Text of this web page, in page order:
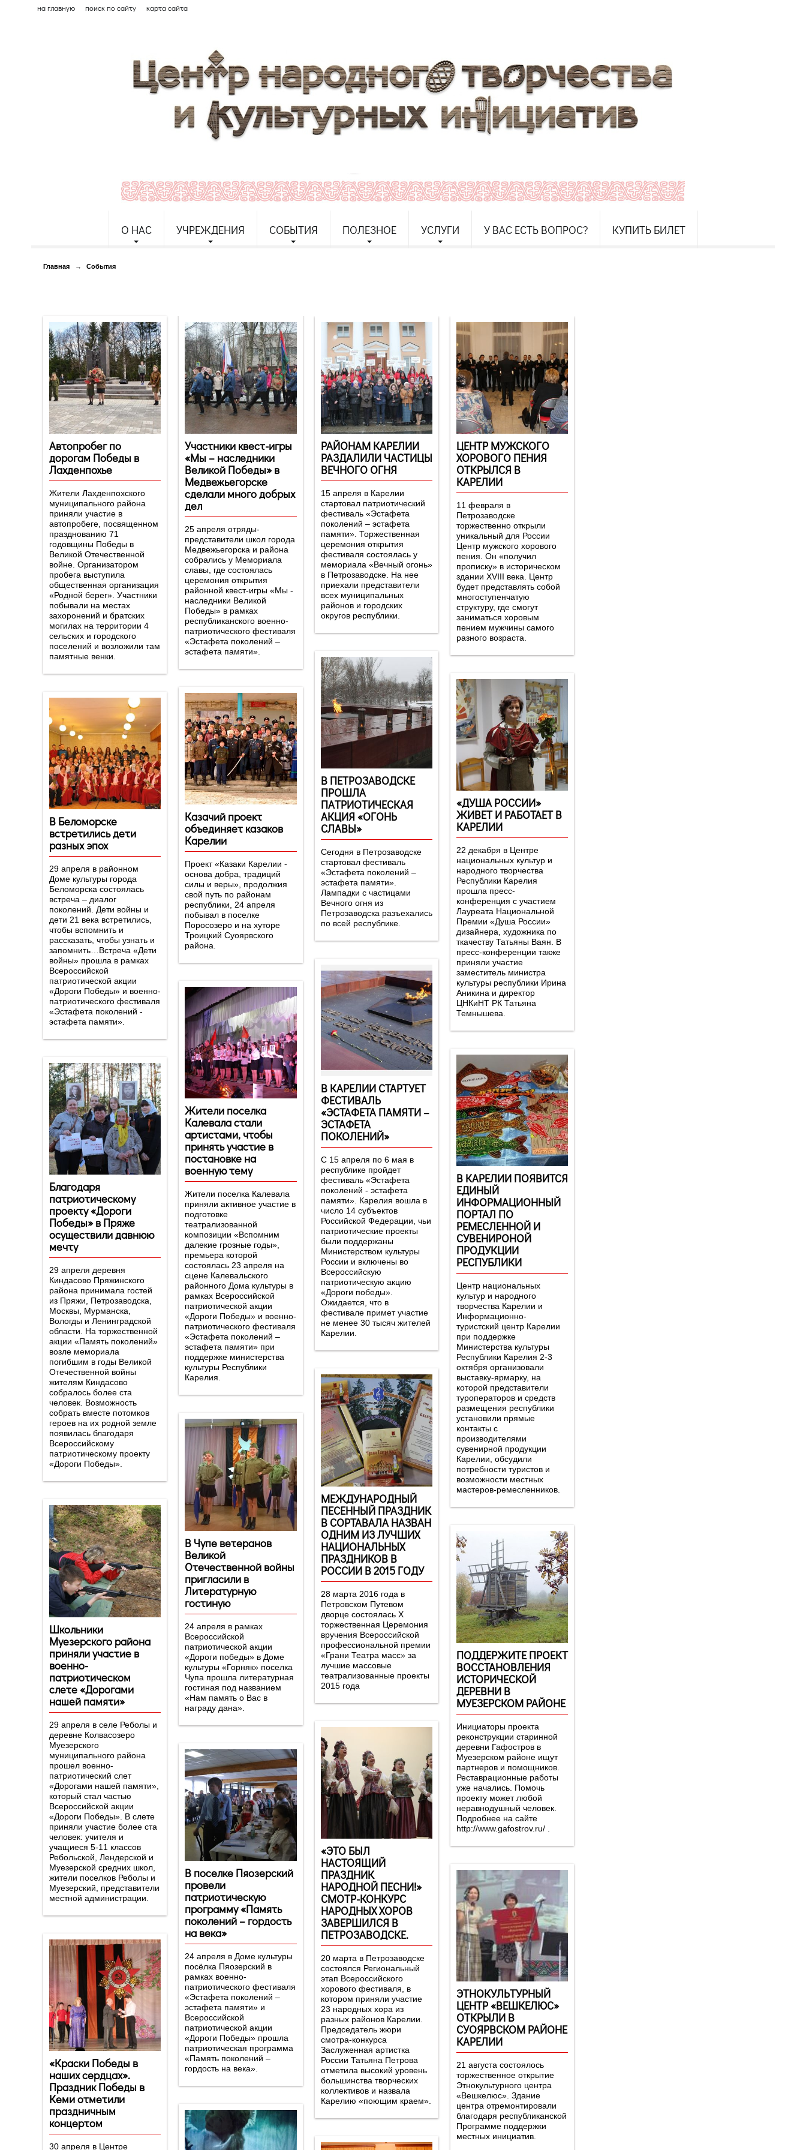
на главную поиск по сайту карта сайта
О НАС УЧРЕЖДЕНИЯ СОБЫТИЯ ПОЛЕЗНОЕ УСЛУГИ У ВАС ЕСТЬ ВОПРОС? КУПИТЬ БИЛЕТ
Главная → События
Автопробег по
дорогам Победы в
Лахденпохье
Жители Лахденпохского
муниципального района
приняли участие в
автопробеге, посвященном
празднованию 71
годовщины Победы в
Великой Отечественной
войне. Организатором
пробега выступила
общественная организация
«Родной берег». Участники
побывали на местах
захоронений и братских
могилах на территории 4
сельских и городского
поселений и возложили там
памятные венки.
В Беломорске
встретились дети
разных эпох
29 апреля в районном
Доме культуры города
Беломорска состоялась
встреча – диалог
поколений. Дети войны и
дети 21 века встретились,
чтобы вспомнить и
рассказать, чтобы узнать и
запомнить…Встреча «Дети
войны» прошла в рамках
Всероссийской
патриотической акции
«Дороги Победы» и военно-
патриотического фестиваля
«Эстафета поколений -
эстафета памяти».
Благодаря
патриотическому
проекту «Дороги
Победы» в Пряже
осуществили давнюю
мечту
29 апреля деревня
Киндасово Пряжинского
района принимала гостей
из Пряжи, Петрозаводска,
Москвы, Мурманска,
Вологды и Ленинградской
области. На торжественной
акции «Память поколений»
возле мемориала
погибшим в годы Великой
Отечественной войны
жителям Киндасово
собралось более ста
человек. Возможность
собрать вместе потомков
героев на их родной земле
появилась благодаря
Всероссийскому
патриотическому проекту
«Дороги Победы».
Школьники
Муезерского района
приняли участие в
военно-
патриотическом
слете «Дорогами
нашей памяти»
29 апреля в селе Реболы и
деревне Колвасозеро
Муезерского
муниципального района
прошел военно-
патриотический слет
«Дорогами нашей памяти»,
который стал частью
Всероссийской акции
«Дороги Победы». В слете
приняли участие более ста
человек: учителя и
учащиеся 5-11 классов
Ребольской, Лендерской и
Муезерской средних школ,
жители поселков Реболы и
Муезерский, представители
местной администрации.
«Краски Победы в
наших сердцах».
Праздник Победы в
Кеми отметили
праздничным
концертом
30 апреля в Центре
Участники квест-игры
«Мы – наследники
Великой Победы» в
Медвежьегорске
сделали много добрых
дел
25 апреля отряды-
представители школ города
Медвежьегорска и района
собрались у Мемориала
славы, где состоялась
церемония открытия
районной квест-игры «Мы -
наследники Великой
Победы» в рамках
республиканского военно-
патриотического фестиваля
«Эстафета поколений –
эстафета памяти».
Казачий проект
объединяет казаков
Карелии
Проект «Казаки Карелии -
основа добра, традиций
силы и веры», продолжия
свой путь по районам
республики, 24 апреля
побывал в поселке
Поросозеро и на хуторе
Троицкий Суоярвского
района.
Жители поселка
Калевала стали
артистами, чтобы
принять участие в
постановке на
военную тему
Жители поселка Калевала
приняли активное участие в
подготовке
театрализованной
композиции «Вспомним
далекие грозные годы»,
премьера которой
состоялась 23 апреля на
сцене Калевальского
районного Дома культуры в
рамках Всероссийской
патриотической акции
«Дороги Победы» и военно-
патриотического фестиваля
«Эстафета поколений –
эстафета памяти» при
поддержке министерства
культуры Республики
Карелия.
В Чупе ветеранов
Великой
Отечественной войны
пригласили в
Литературную
гостиную
24 апреля в рамках
Всероссийской
патриотической акции
«Дороги победы» в Доме
культуры «Горняк» поселка
Чупа прошла литературная
гостиная под названием
«Нам память о Вас в
награду дана».
В поселке Пяозерский
провели
патриотическую
программу «Память
поколений – гордость
на века»
24 апреля в Доме культуры
посёлка Пяозерский в
рамках военно-
патриотического фестиваля
«Эстафета поколений –
эстафета памяти» и
Всероссийской
патриотической акции
«Дороги Победы» прошла
патриотическая программа
«Память поколений –
гордость на века».
РАЙОНАМ КАРЕЛИИ
РАЗДАЛИЛИ ЧАСТИЦЫ
ВЕЧНОГО ОГНЯ
15 апреля в Карелии
стартовал патриотический
фестиваль «Эстафета
поколений – эстафета
памяти». Торжественная
церемония открытия
фестиваля состоялась у
мемориала «Вечный огонь»
в Петрозаводске. На нее
приехали представители
всех муниципальных
районов и городских
округов республики.
В ПЕТРОЗАВОДСКЕ
ПРОШЛА
ПАТРИОТИЧЕСКАЯ
АКЦИЯ «ОГОНЬ
СЛАВЫ»
Сегодня в Петрозаводске
стартовал фестиваль
«Эстафета поколений –
эстафета памяти».
Лампадки с частицами
Вечного огня из
Петрозаводска разъехались
по всей республике.
В КАРЕЛИИ СТАРТУЕТ
ФЕСТИВАЛЬ
«ЭСТАФЕТА ПАМЯТИ –
ЭСТАФЕТА
ПОКОЛЕНИЙ»
С 15 апреля по 6 мая в
республике пройдет
фестиваль «Эстафета
поколений - эстафета
памяти». Карелия вошла в
число 14 субъектов
Российской Федерации, чьи
патриотические проекты
были поддержаны
Министерством культуры
России и включены во
Всероссийскую
патриотическую акцию
«Дороги победы».
Ожидается, что в
фестивале примет участие
не менее 30 тысяч жителей
Карелии.
МЕЖДУНАРОДНЫЙ
ПЕСЕННЫЙ ПРАЗДНИК
В СОРТАВАЛА НАЗВАН
ОДНИМ ИЗ ЛУЧШИХ
НАЦИОНАЛЬНЫХ
ПРАЗДНИКОВ В
РОССИИ В 2015 ГОДУ
28 марта 2016 года в
Петровском Путевом
дворце состоялась Х
торжественная Церемония
вручения Всероссийской
профессиональной премии
«Грани Театра масс» за
лучшие массовые
театрализованные проекты
2015 года
«ЭТО БЫЛ
НАСТОЯЩИЙ
ПРАЗДНИК
НАРОДНОЙ ПЕСНИ!»
СМОТР-КОНКУРС
НАРОДНЫХ ХОРОВ
ЗАВЕРШИЛСЯ В
ПЕТРОЗАВОДСКЕ.
20 марта в Петрозаводске
состоялся Региональный
этап Всероссийского
хорового фестиваля, в
котором приняли участие
23 народных хора из
разных районов Карелии.
Председатель жюри
смотра-конкурса
Заслуженная артистка
России Татьяна Петрова
отметила высокий уровень
большинства творческих
коллективов и назвала
Карелию «поющим краем».
ЦЕНТР МУЖСКОГО
ХОРОВОГО ПЕНИЯ
ОТКРЫЛСЯ В
КАРЕЛИИ
11 февраля в
Петрозаводске
торжественно открыли
уникальный для России
Центр мужского хорового
пения. Он «получил
прописку» в историческом
здании XVIII века. Центр
будет представлять собой
многоступенчатую
структуру, где смогут
заниматься хоровым
пением мужчины самого
разного возраста.
«ДУША РОССИИ»
ЖИВЕТ И РАБОТАЕТ В
КАРЕЛИИ
22 декабря в Центре
национальных культур и
народного творчества
Республики Карелия
прошла пресс-
конференция с участием
Лауреата Национальной
Премии «Душа России»
дизайнера, художника по
ткачеству Татьяны Ваян. В
пресс-конференции также
приняли участие
заместитель министра
культуры республики Ирина
Аникина и директор
ЦНКиНТ РК Татьяна
Темнышева.
В КАРЕЛИИ ПОЯВИТСЯ
ЕДИНЫЙ
ИНФОРМАЦИОННЫЙ
ПОРТАЛ ПО
РЕМЕСЛЕННОЙ И
СУВЕНИРОНОЙ
ПРОДУКЦИИ
РЕСПУБЛИКИ
Центр национальных
культур и народного
творчества Карелии и
Информационно-
туристский центр Карелии
при поддержке
Министерства культуры
Республики Карелия 2-3
октября организовали
выставку-ярмарку, на
которой представители
туроператоров и средств
размещения республики
установили прямые
контакты с
производителями
сувенирной продукции
Карелии, обсудили
потребности туристов и
возможности местных
мастеров-ремесленников.
ПОДДЕРЖИТЕ ПРОЕКТ
ВОССТАНОВЛЕНИЯ
ИСТОРИЧЕСКОЙ
ДЕРЕВНИ В
МУЕЗЕРСКОМ РАЙОНЕ
Инициаторы проекта
реконструкции старинной
деревни Гафостров в
Муезерском районе ищут
партнеров и помощников.
Реставрационные работы
уже начались. Помочь
проекту может любой
неравнодушный человек.
Подробнее на сайте
http://www.gafostrov.ru/ .
ЭТНОКУЛЬТУРНЫЙ
ЦЕНТР «ВЕШКЕЛЮС»
ОТКРЫЛИ В
СУОЯРВСКОМ РАЙОНЕ
КАРЕЛИИ
21 августа состоялось
торжественное открытие
Этнокультурного центра
«Вешкелюс». Здание
центра отремонтировали
благодаря республиканской
Программе поддержки
местных инициатив.